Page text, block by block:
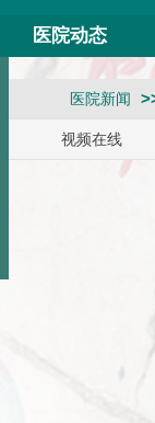
医院动态
医院新闻
视频在线